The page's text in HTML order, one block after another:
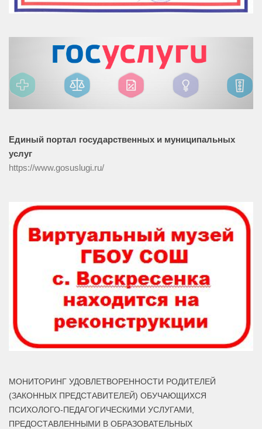
Единый портал государственных и муниципальных
услуг
https://www.gosuslugi.ru/
МОНИТОРИНГ УДОВЛЕТВОРЕННОСТИ РОДИТЕЛЕЙ
(ЗАКОННЫХ ПРЕДСТАВИТЕЛЕЙ) ОБУЧАЮЩИХСЯ
ПСИХОЛОГО-ПЕДАГОГИЧЕСКИМИ УСЛУГАМИ,
ПРЕДОСТАВЛЕННЫМИ В ОБРАЗОВАТЕЛЬНЫХ